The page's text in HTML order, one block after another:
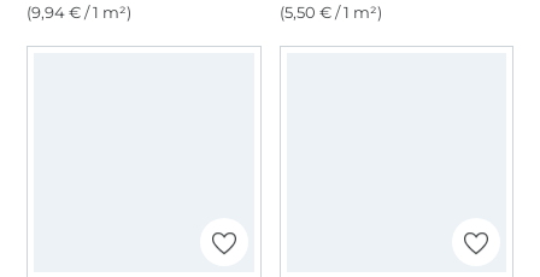
(9,94 € / 1 m²)
(5,50 € / 1 m²)